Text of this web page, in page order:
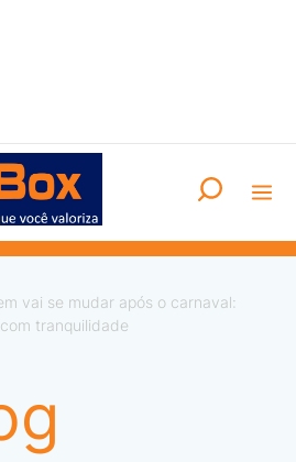
vai se mudar após o carnaval:
tranquilidade